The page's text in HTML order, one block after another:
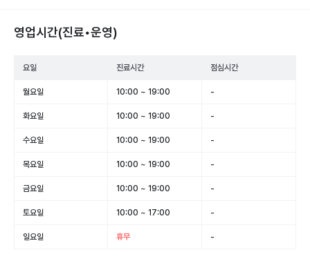
영업시간(진료•운영)
요일 진료시간 점심시간
월요일 10:00 ~ 19:00 -
화요일 10:00 ~ 19:00 -
수요일 10:00 ~ 19:00 -
목요일 10:00 ~ 19:00 -
금요일 10:00 ~ 19:00 -
토요일 10:00 ~ 17:00 -
일요일 휴무 -